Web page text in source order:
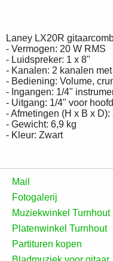
Laney LX20R
- Vermogen: 20 W RMS
- Luidspreker: 1 x 8"
- Kanalen: 2 kanalen
- Bediening: Volume,
- Ingangen: 1/4"
- Uitgang: 1/4" voor
- Afmetingen (H x B x
- Gewicht: 6,9 kg
- Kleur: Zwart
Mail
Fotogalerij
Muziekwinkel Turnhout
Platenwinkel Turnhout
Partituren kopen